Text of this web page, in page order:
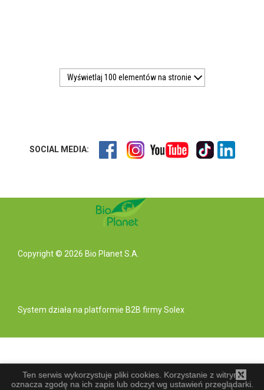
Wyświetlaj 100 elementów na stronie
SOCIAL MEDIA:
Copyright © 2026 Bio Planet S.A.
System działa na platformie B2B firmy Solex
Ten serwis wykorzystuje pliki cookies. Korzystanie z witryny
oznacza zgodę na ich zapis lub odczyt wg ustawień przeglądarki.